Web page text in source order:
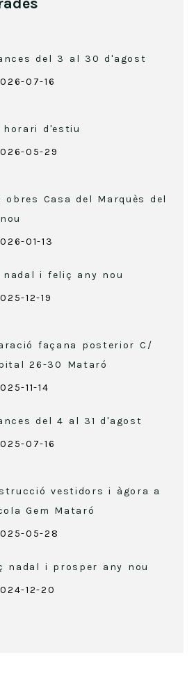
del 3 al 30 d'agost
07-16
horari d'estiu
05-29
obres Casa del Marquès del
01-13
nadal i feliç any nou
12-19
façana posterior C/
26-30 Mataró
11-14
del 4 al 31 d'agost
07-16
vestidors i àgora a
Gem Mataró
05-28
nadal i prosper any nou
12-20